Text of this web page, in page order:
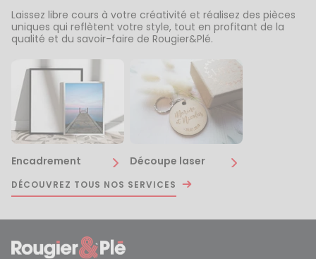
Laissez libre cours à votre créativité et réalisez des pièces
uniques qui reflètent votre style, tout en profitant de la
qualité et du savoir-faire de Rougier&Plé.
Encadrement Découpe laser
DÉCOUVREZ TOUS NOS SERVICES